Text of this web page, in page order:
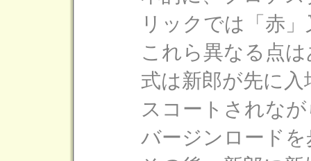
リックでは「赤
これら異なる点
式は新郎が先に
スコートされな
バージンロード